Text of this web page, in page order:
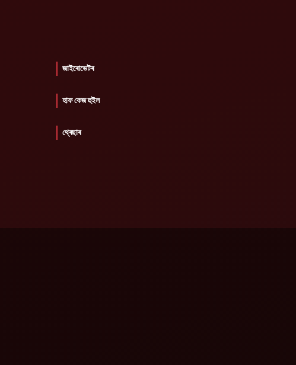
জাইৰোভেটৰ
হাফ কেজ হুইল
থ্ৰেছাৰ